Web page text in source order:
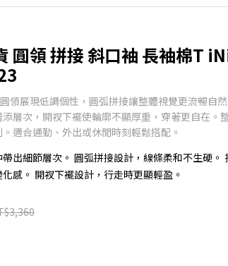
圓領 拼接 斜口袖 長袖棉T
領展現低調個性，圓弧拼接讓整體視覺更流暢自
層次，開衩下襬使輪廓不顯厚重，穿著更自在。
適合通勤、外出或休閒時刻輕鬆搭配。
出細節層次。 圓弧拼接設計，線條柔和不生硬。
感。 開衩下襬設計，行走時更顯輕盈。